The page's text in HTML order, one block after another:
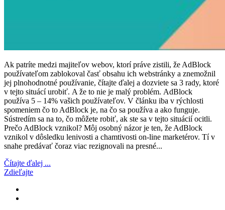
Ak patríte medzi majiteľov webov, ktorí práve zistili, že AdBlock
používateľom zablokoval časť obsahu ich webstránky a znemožnil
jej plnohodnotné používanie, čítajte ďalej a dozviete sa 3 rady, ktoré
v tejto situácí urobiť. A že to nie je malý problém. AdBlock
používa 5 – 14% vašich používateľov. V článku iba v rýchlosti
spomeniem čo to AdBlock je, na čo sa používa a ako funguje.
Sústredím sa na to, čo môžete robiť, ak ste sa v tejto situácií ocitli.
Prečo AdBlock vznikol? Môj osobný názor je ten, že AdBlock
vznikol v dôsledku lenivosti a chamtivosti on-line marketérov. Tí v
snahe predávať čoraz viac rezignovali na presné...
Čítajte ďalej ...
Zdieľajte